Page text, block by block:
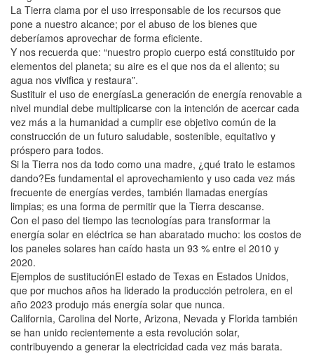
La Tierra clama por el uso irresponsable de los recursos que
pone a nuestro alcance; por el abuso de los bienes que
deberíamos aprovechar de forma eficiente.
Y nos recuerda que: “nuestro propio cuerpo está constituido por
elementos del planeta; su aire es el que nos da el aliento; su
agua nos vivifica y restaura”.
Sustituir el uso de energíasLa generación de energía renovable a
nivel mundial debe multiplicarse con la intención de acercar cada
vez más a la humanidad a cumplir ese objetivo común de la
construcción de un futuro saludable, sostenible, equitativo y
próspero para todos.
Si la Tierra nos da todo como una madre, ¿qué trato le estamos
dando?Es fundamental el aprovechamiento y uso cada vez más
frecuente de energías verdes, también llamadas energías
limpias; es una forma de permitir que la Tierra descanse.
Con el paso del tiempo las tecnologías para transformar la
energía solar en eléctrica se han abaratado mucho: los costos de
los paneles solares han caído hasta un 93 % entre el 2010 y
2020.
Ejemplos de sustituciónEl estado de Texas en Estados Unidos,
que por muchos años ha liderado la producción petrolera, en el
año 2023 produjo más energía solar que nunca.
California, Carolina del Norte, Arizona, Nevada y Florida también
se han unido recientemente a esta revolución solar,
contribuyendo a generar la electricidad cada vez más barata.